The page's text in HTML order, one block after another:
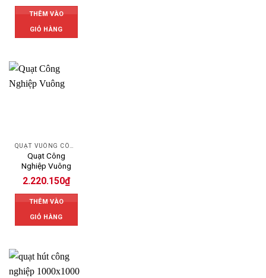
THÊM VÀO
GIỎ HÀNG
Quạt Công
Nghiệp Vuông
2.220.150₫
THÊM VÀO
GIỎ HÀNG